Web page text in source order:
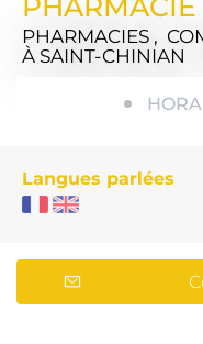
PHARMACIES ,
À SAINT-CHINIAN
Langues parlées